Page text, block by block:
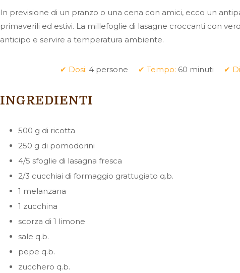
In previsione di un pranzo o una cena con amici, ecco un
primaverili ed estivi. La millefoglie di lasagne croccanti con
anticipo e servire a temperatura ambiente.
✔ Dosi: 4 persone ✔ Tempo: 60 minuti ✔
INGREDIENTI
500 g di ricotta
250 g di pomodorini
4/5 sfoglie di lasagna fresca
2/3 cucchiai di formaggio grattugiato q.b.
1 melanzana
1 zucchina
scorza di 1 limone
sale q.b.
pepe q.b.
zucchero q.b.